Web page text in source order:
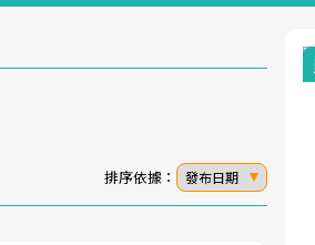
排序依據： 發布日期